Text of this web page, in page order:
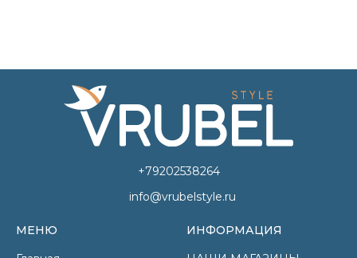
+79202538264
info@vrubelstyle.ru
МЕНЮ
ИНФОРМАЦИЯ